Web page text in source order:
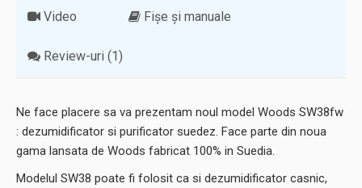
Video Fișe și manuale
Review-uri (1)
Ne face placere sa va prezentam noul model Woods SW38fw
: dezumidificator si purificator suedez. Face parte din noua
gama lansata de Woods fabricat 100% in Suedia.
Modelul SW38 poate fi folosit ca si dezumidificator casnic,